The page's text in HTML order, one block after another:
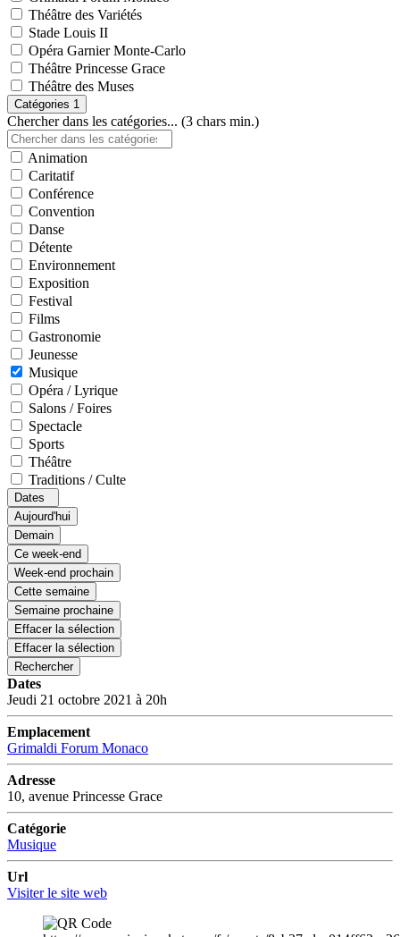
Théâtre des Variétés
Stade Louis II
Opéra Garnier Monte-Carlo
Théâtre Princesse Grace
Théâtre des Muses
Catégories 1
Chercher dans les catégories... (3 chars min.)
Animation
Caritatif
Conférence
Convention
Danse
Détente
Environnement
Exposition
Festival
Films
Gastronomie
Jeunesse
Musique
Opéra / Lyrique
Salons / Foires
Spectacle
Sports
Théâtre
Traditions / Culte
Dates
Aujourd'hui
Demain
Ce week-end
Week-end prochain
Cette semaine
Semaine prochaine
Effacer la sélection
Effacer la sélection
Rechercher
Dates
Jeudi 21 octobre 2021 à 20h
Emplacement
Grimaldi Forum Monaco
Adresse
10, avenue Princesse Grace
Catégorie
Musique
Url
Visiter le site web